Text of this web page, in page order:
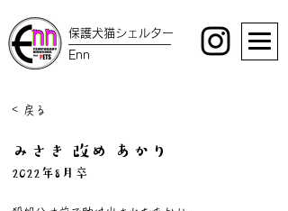
保護犬猫シェルター
Enn
< 戻る
みさき 改め あかり
2022年8月卒